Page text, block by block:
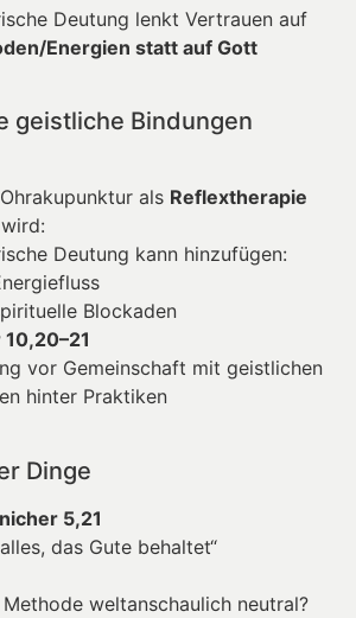
Deutung lenkt Vertrauen auf
Energien statt auf Gott
geistliche Bindungen
als Reflextherapie
Deutung kann hinzufügen:
Blockaden
vor Gemeinschaft mit geistlichen
hinter Praktiken
Dinge
5,21
das Gute behaltet“
weltanschaulich neutral?